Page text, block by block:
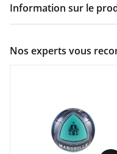
Information sur le
la rue avec ce ballon
Ballon en TPU cousu à
loisirs, 32 panneaux,
Nos experts vous